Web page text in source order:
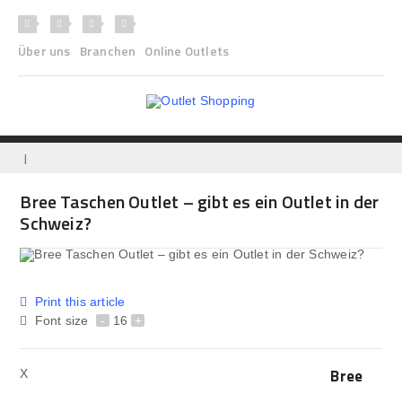
Über uns Branchen Online Outlets
|
Bree Taschen Outlet – gibt es ein Outlet in der
Schweiz?
Print this article
Font size
- 16 +
X Bree